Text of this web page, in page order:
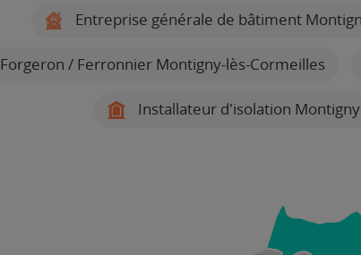
Entreprise générale de bâtiment
Forgeron / Ferronnier Montigny-lès-Cormeilles
Installateur d'isolation